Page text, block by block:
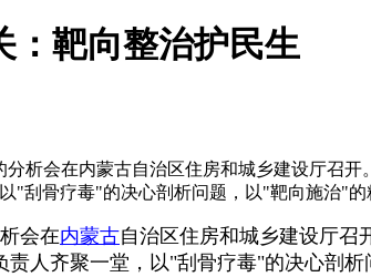
：靶向整治护民生
分析会在内蒙古自治区住房和城乡建设厅
"刮骨疗毒"的决心剖析问题，以"靶向施治"
会在内蒙古自治区住房和城乡建设厅
人齐聚一堂，以"刮骨疗毒"的决心剖